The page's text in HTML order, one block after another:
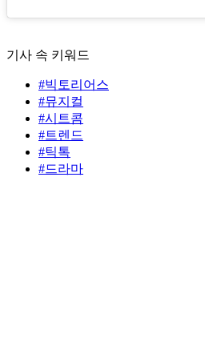
기사 속 키워드
#빅토리어스
#뮤지컬
#시트콤
#트렌드
#틱톡
#드라마